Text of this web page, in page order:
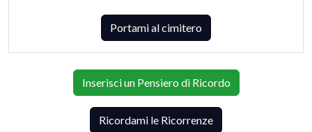
Portami al cimitero
Inserisci un Pensiero di Ricordo
Ricordami le Ricorrenze